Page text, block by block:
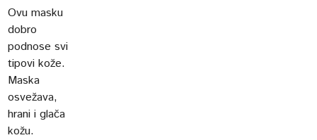
Ovu masku
dobro
podnose svi
tipovi kože.
Maska
osvežava,
hrani i glača
kožu.